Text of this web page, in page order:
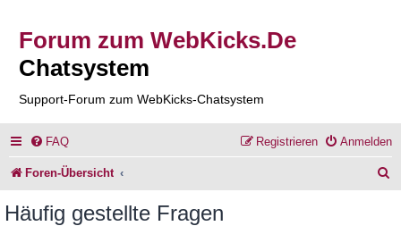
Forum zum WebKicks.De
Chatsystem
Support-Forum zum WebKicks-Chatsystem
FAQ Anmelden
Registrieren
Foren-Übersicht
Häufig gestellte Fragen